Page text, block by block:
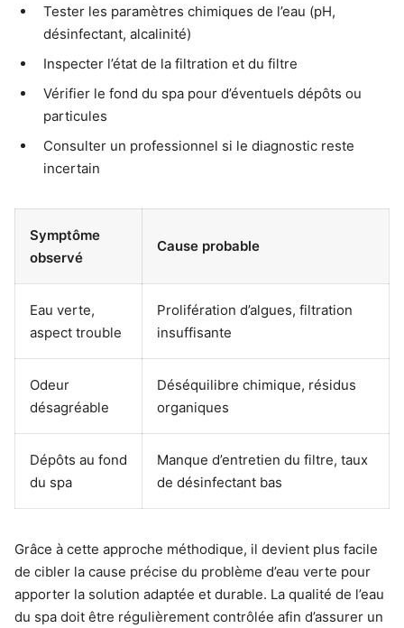
Tester les paramètres chimiques de l’eau (pH,
désinfectant, alcalinité)
Inspecter l’état de la filtration et du filtre
Vérifier le fond du spa pour d’éventuels dépôts ou
particules
Consulter un professionnel si le diagnostic reste
incertain
Symptôme
observé
Cause probable
Eau verte,
aspect trouble
Prolifération d’algues, filtration
insuffisante
Odeur
désagréable
Déséquilibre chimique, résidus
organiques
Dépôts au fond
du spa
Manque d’entretien du filtre, taux
de désinfectant bas
Grâce à cette approche méthodique, il devient plus facile
de cibler la cause précise du problème d’eau verte pour
apporter la solution adaptée et durable. La qualité de l’eau
du spa doit être régulièrement contrôlée afin d’assurer un